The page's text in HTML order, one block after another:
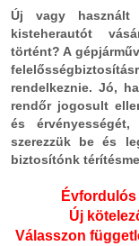
Új vagy használt
kisteherautót
történt? A
rendelkeznie. Jó,
rendőr jogosult
és
szerezzük be és
biztosítónk
Új
Válasszon